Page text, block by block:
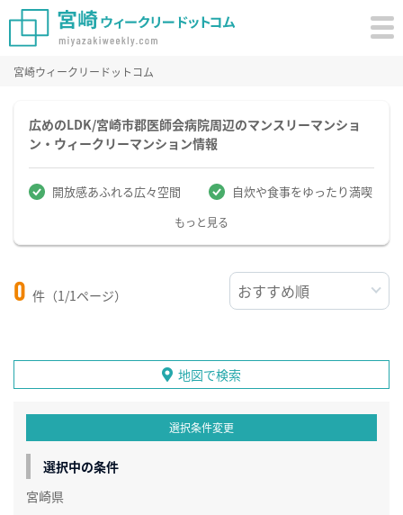
宮崎ウィークリードットコム
広めのLDK/宮崎市郡医師会病院周辺のマンスリーマンショ
ン・ウィークリーマンション情報
開放感あふれる広々空間 自炊や食事をゆったり満喫
もっと見る
0 件（1/1ページ）
地図で検索
選択条件変更
選択中の条件
宮崎県